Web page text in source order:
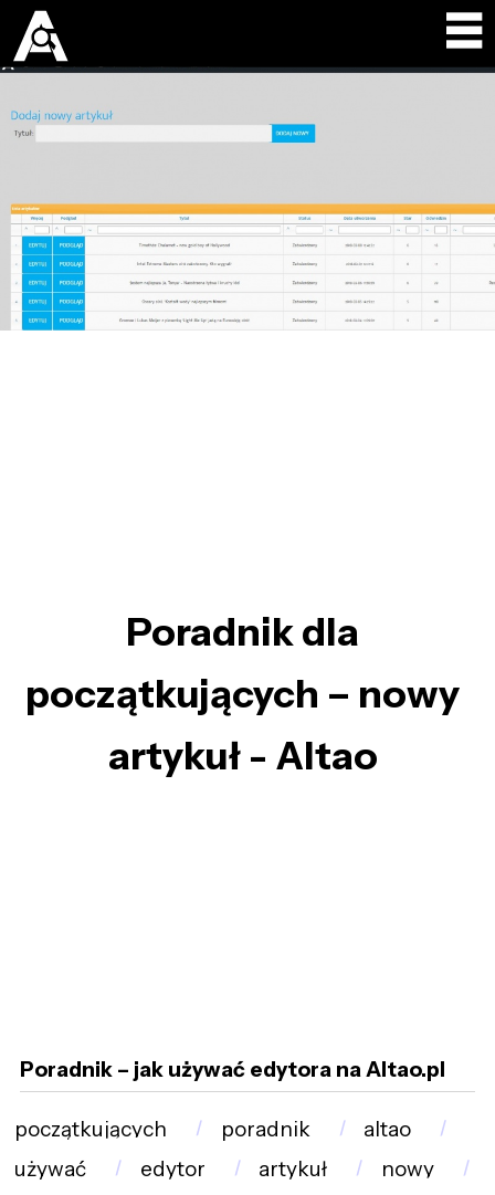
Poradnik dla
początkujących – nowy
artykuł - Altao
Poradnik – jak używać edytora na Altao.pl
początkujących poradnik
altao
używać
edytor artykuł nowy